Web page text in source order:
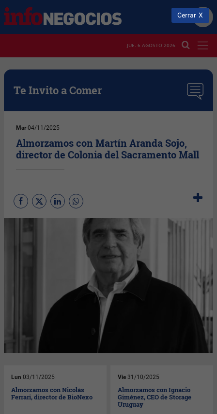
JUE. 6 AGOSTO 2026
Te Invito a Comer
Mar 04/11/2025
Almorzamos con Martín Aranda Sojo,
director de Colonia del Sacramento Mall
Lun 03/11/2025
Almorzamos con Nicolás
Ferrari, director de BioNexo
Vie 31/10/2025
Almorzamos con Ignacio
Giménez, CEO de Storage
Uruguay
Cerrar